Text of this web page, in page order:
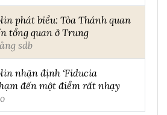
phát biểu: Tòa Thánh quan
tổng quan ở Trung
sdb
nhận định ‘Fiducia
đến một điểm rất nhạy